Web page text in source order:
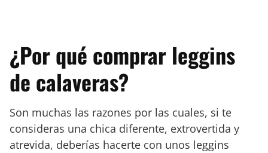
¿Por qué comprar leggins
de calaveras?
Son muchas las razones por las cuales, si te
consideras una chica diferente, extrovertida y
atrevida, deberías hacerte con unos leggins